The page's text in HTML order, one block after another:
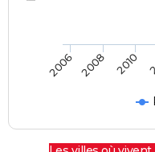
2006 2008 2010